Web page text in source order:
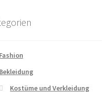
Fashion
Bekleidung
Kostüme und Verkleidung